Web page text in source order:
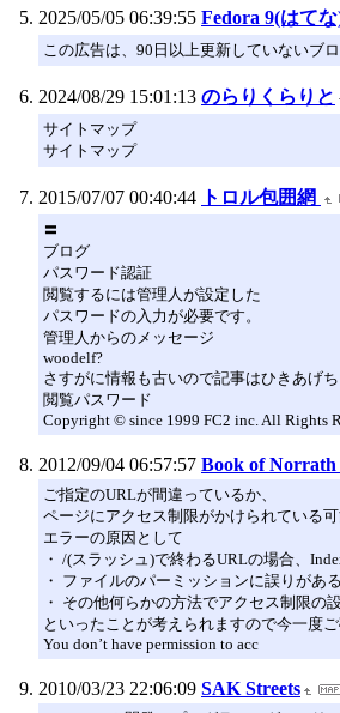
2025/05/05 06:39:55 Fedora 9(はて
この広告は、90日以上更新していないブ
2024/08/29 15:01:13 のらりくらりと
サイトマップ
サイトマップ
2015/07/07 00:40:44 トロル包囲網
〓
ブログ
パスワード認証
閲覧するには管理人が設定した
パスワードの入力が必要です。
管理人からのメッセージ
woodelf?
さすがに情報も古いので記事はひきあげち
閲覧パスワード
Copyright © since 1999 FC2 inc. All Rights
2012/09/04 06:57:57 Book of
ご指定のURLが間違っているか、
ページにアクセス制限がかけられている可
エラーの原因として
・ /(スラッシュ)で終わるURLの場合、
・ ファイルのパーミッションに誤りがある
・ その他何らかの方法でアクセス制限の
といったことが考えられますので今一度ご
You don’t have permission to acc
2010/03/23 22:06:09 SAK Streets